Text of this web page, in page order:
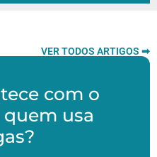
VER TODOS ARTIGOS ➡
com o
usa